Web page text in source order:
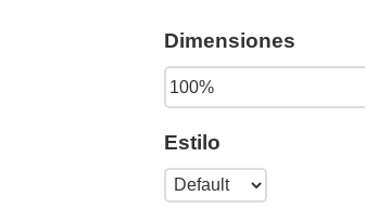
Dimensiones
Estilo